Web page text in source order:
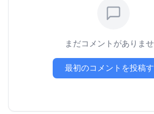
まだコメントがありま
最初のコメントを投稿